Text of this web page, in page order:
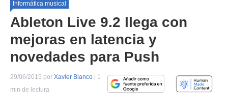
Informática musical
Ableton Live 9.2 llega con
mejoras en latencia y
novedades para Push
29/06/2015 por Xavier Blanco | 1
min de lectura